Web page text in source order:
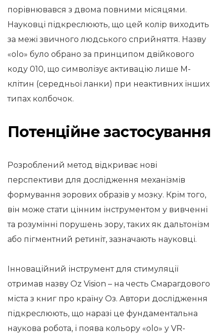
порівнювався з двома повними місяцями.
Науковці підкреслюють, що цей колір виходить
за межі звичного людського сприйняття. Назву
«olo» було обрано за принципом двійкового
коду 010, що символізує активацію лише M-
клітин (середньої ланки) при неактивних інших
типах колбочок.
Потенційне застосування
Розроблений метод відкриває нові
перспективи для дослідження механізмів
формування зорових образів у мозку. Крім того,
він може стати цінним інструментом у вивченні
та розумінні порушень зору, таких як дальтонізм
або пігментний ретиніт, зазначають науковці.
Інноваційний інструмент для стимуляції
отримав назву Oz Vision – на честь Смарагдового
міста з книг про країну Оз. Автори дослідження
підкреслюють, що наразі це фундаментальна
наукова робота, і поява кольору «olo» у VR-